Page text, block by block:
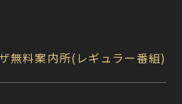
無料案内所(レギュラー番組)